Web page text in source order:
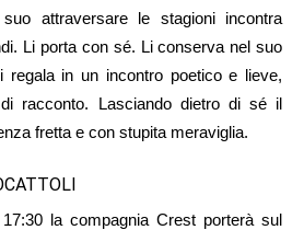
attraversare le stagioni incontra
Li porta con sé. Li conserva nel suo
in un incontro poetico e lieve,
racconto. Lasciando dietro di sé il
fretta e con stupita meraviglia.
la compagnia Crest porterà sul